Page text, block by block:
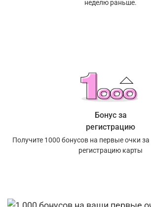
неделю раньше.
Бонус за
регистрацию
Получите 1000 бонусов на первые очки
регистрацию карты